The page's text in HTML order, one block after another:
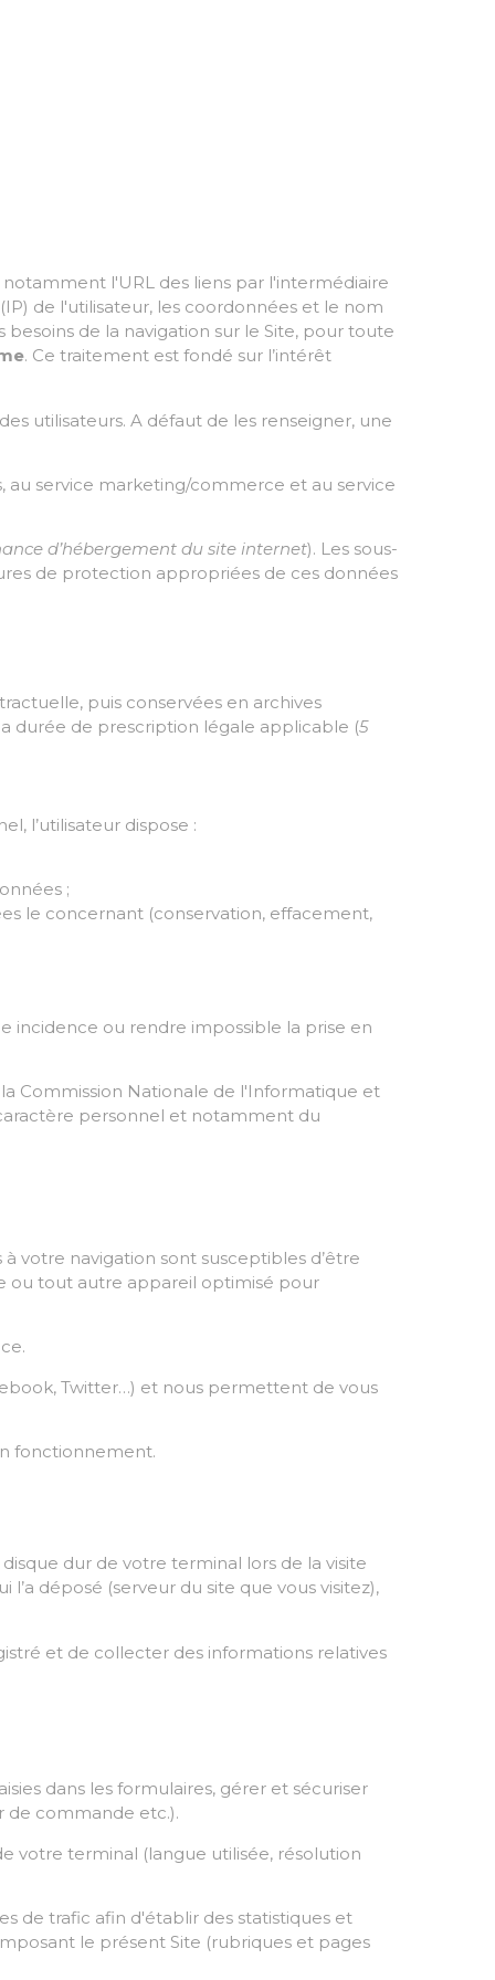
l'URL des liens par l'intermédiaire
de l'utilisateur, les coordonnées et le nom
de la navigation sur le Site, pour toute
. Ce traitement est fondé sur l’intérêt
utilisateurs. A défaut de les renseigner, une
au service marketing/commerce et au service
d’hébergement du site internet). Les sous-
de protection appropriées de ces données
puis conservées en archives
durée de prescription légale applicable (5
l’utilisateur dispose :
;
le concernant (conservation, effacement,
incidence ou rendre impossible la prise en
Commission Nationale de l'Informatique et
personnel et notamment du
votre navigation sont susceptibles d’être
ou tout autre appareil optimisé pour
Twitter…) et nous permettent de vous
fonctionnement.
dur de votre terminal lors de la visite
déposé (serveur du site que vous visitez),
et de collecter des informations relatives
dans les formulaires, gérer et sécuriser
de commande etc.).
votre terminal (langue utilisée, résolution
de trafic afin d'établir des statistiques et
le présent Site (rubriques et pages